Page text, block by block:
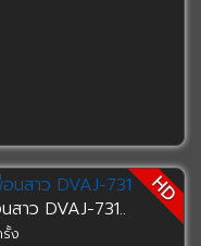
HD
าว DVAJ-731..
ง